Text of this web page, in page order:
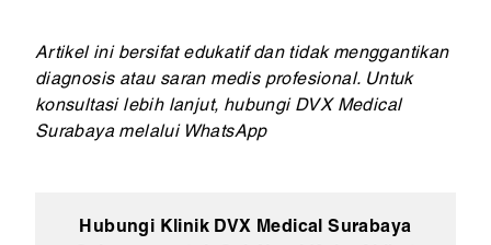
Artikel ini bersifat edukatif dan tidak menggantikan
diagnosis atau saran medis profesional. Untuk
konsultasi lebih lanjut, hubungi DVX Medical
Surabaya melalui WhatsApp
Hubungi Klinik DVX Medical Surabaya